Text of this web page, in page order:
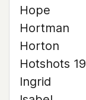
Hope
Hortman
Horton
Hotshots 19
Ingrid